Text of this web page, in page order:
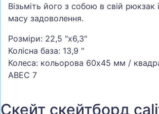
САМОКАТИ
ВОДНІ ВИДИ СПОРТУ
ТУРИЗМ
Візьміть його з собою в свій рюкзак
масу задоволення.
Розміри: 22,5 "x6,3"
Колісна база: 13,9 "
Колеса: кольорова 60x45 мм /
ABEC 7
Скейт скейтборд